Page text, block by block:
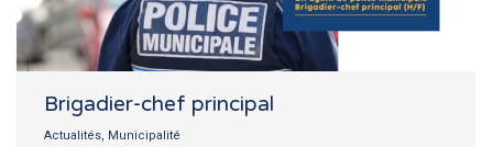
Brigadier-chef principal
Actualités, Municipalité